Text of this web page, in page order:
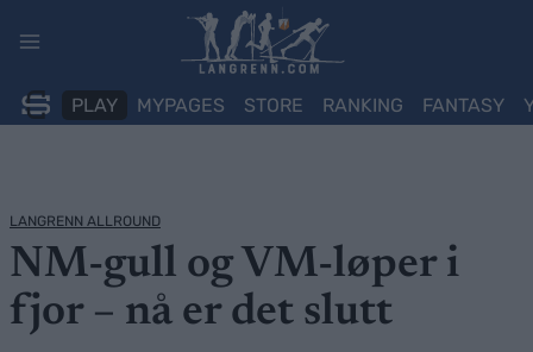
PLAY MYPAGES STORE RANKING FANTASY
LANGRENN ALLROUND
NM-gull og VM-løper i
fjor – nå er det slutt